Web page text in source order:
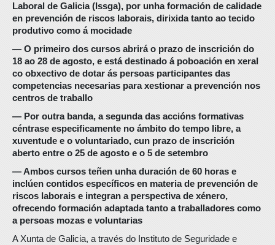
Laboral de Galicia (Issga), por unha formación de calidade
en prevención de riscos laborais, dirixida tanto ao tecido
produtivo como á mocidade
― O primeiro dos cursos abrirá o prazo de inscrición do
18 ao 28 de agosto, e está destinado á poboación en xeral
co obxectivo de dotar ás persoas participantes das
competencias necesarias para xestionar a prevención nos
centros de traballo
― Por outra banda, a segunda das accións formativas
céntrase especificamente no ámbito do tempo libre, a
xuventude e o voluntariado, cun prazo de inscrición
aberto entre o 25 de agosto e o 5 de setembro
― Ambos cursos teñen unha duración de 60 horas e
inclúen contidos específicos en materia de prevención de
riscos laborais e integran a perspectiva de xénero,
ofrecendo formación adaptada tanto a traballadores como
a persoas mozas e voluntarias
A Xunta de Galicia, a través do Instituto de Seguridade e